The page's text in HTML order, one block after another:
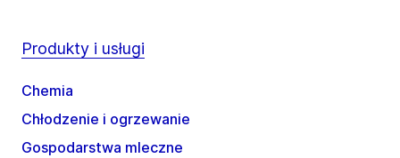
Produkty i usługi
Chemia
Chłodzenie i ogrzewanie
Gospodarstwa mleczne